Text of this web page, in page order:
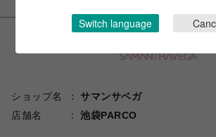
ショップ名
サマンサベガ
店舗名
池袋PARCO
Switch language